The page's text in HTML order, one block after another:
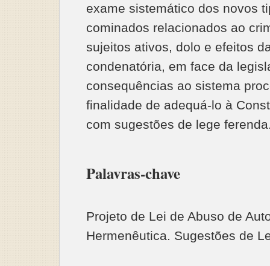
exame sistemático dos novos
cominados relacionados ao
sujeitos ativos, dolo e efeitos
condenatória, em face da
consequências ao sistema
finalidade de adequá-lo à
com sugestões de lege
Palavras-chave
Projeto de Lei de Abuso de
Hermenêutica. Sugestões de